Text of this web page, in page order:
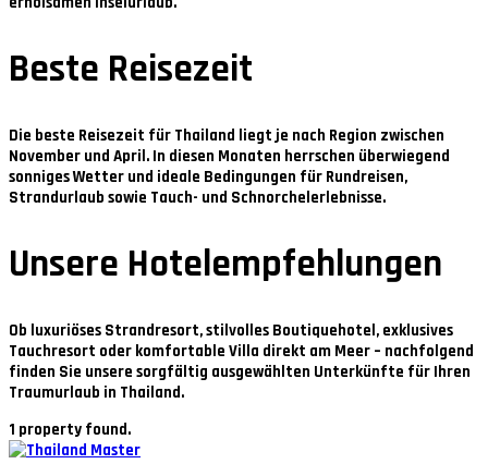
Beste Reisezeit
Die beste Reisezeit für Thailand liegt je nach Region zwischen
November und April. In diesen Monaten herrschen überwiegend
sonniges Wetter und ideale Bedingungen für Rundreisen,
Strandurlaub sowie Tauch- und Schnorchelerlebnisse.
Unsere Hotelempfehlungen
Ob luxuriöses Strandresort, stilvolles Boutiquehotel, exklusives
Tauchresort oder komfortable Villa direkt am Meer – nachfolgend
finden Sie unsere sorgfältig ausgewählten Unterkünfte für Ihren
Traumurlaub in Thailand.
1 property found.